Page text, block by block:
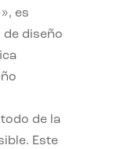
es
diseño
de la
Este